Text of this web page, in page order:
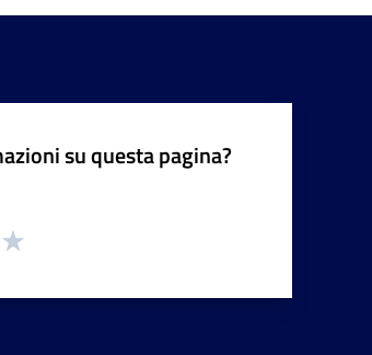
su questa pagina?